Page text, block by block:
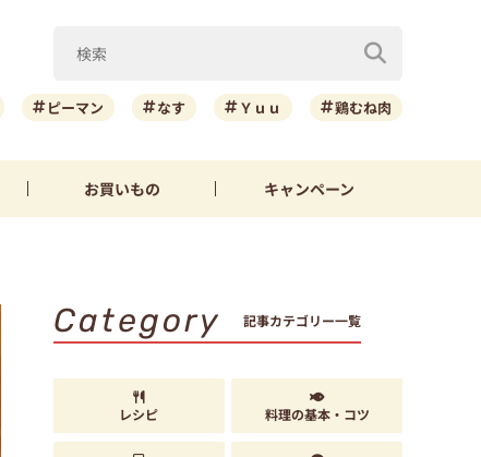
ピーマン なす Ｙｕｕ 鶏むね肉
お買いもの キャンペーン
Category 記事カテゴリー一覧
レシピ 料理の基本・コツ